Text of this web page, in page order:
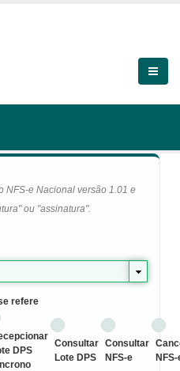
NFS-e Nacional versão 1.01 e
ou "assinatura".
refere
DPS
Consultar
Lote DPS
Consultar
NFS-e
NFS-